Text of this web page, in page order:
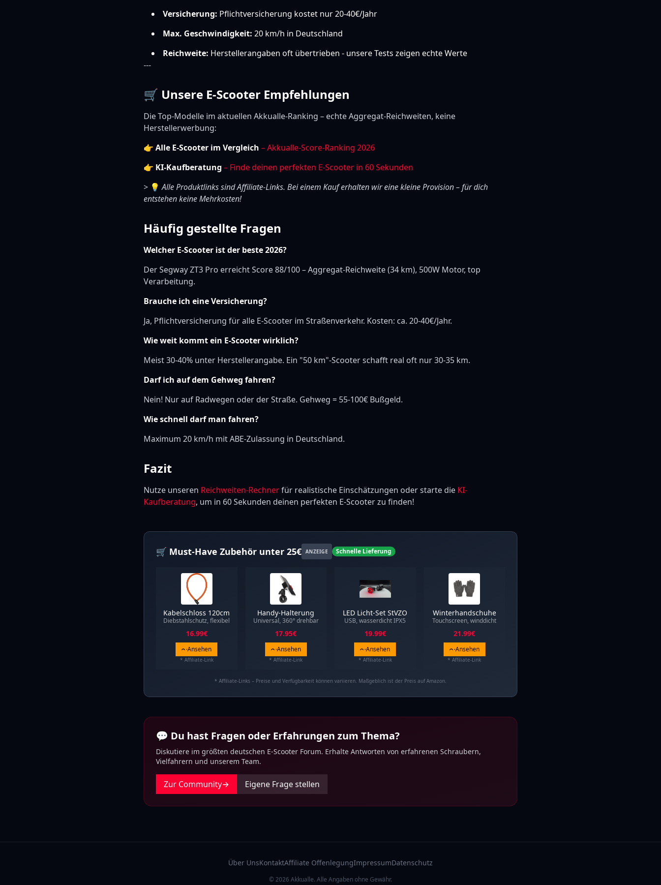
Versicherung: Pflichtversicherung kostet nur 20-40€/Jahr
Max. Geschwindigkeit: 20 km/h in Deutschland
Reichweite: Herstellerangaben oft übertrieben - unsere Tests zeigen echte Werte
---
🛒 Unsere E-Scooter Empfehlungen
Die Top-Modelle im aktuellen Akkualle-Ranking – echte Aggregat-Reichweiten, keine
Herstellerwerbung:
👉 Alle E-Scooter im Vergleich – Akkualle-Score-Ranking 2026
👉 KI-Kaufberatung – Finde deinen perfekten E-Scooter in 60 Sekunden
> 💡Alle Produktlinks sind Affiliate-Links. Bei einem Kauf erhalten wir eine kleine Provision – für dich
entstehen keine Mehrkosten!
Häufig gestellte Fragen
Welcher E-Scooter ist der beste 2026?
Der Segway ZT3 Pro erreicht Score 88/100 – Aggregat-Reichweite (34 km), 500W Motor, top
Verarbeitung.
Brauche ich eine Versicherung?
Ja, Pflichtversicherung für alle E-Scooter im Straßenverkehr. Kosten: ca. 20-40€/Jahr.
Wie weit kommt ein E-Scooter wirklich?
Meist 30-40% unter Herstellerangabe. Ein "50 km"-Scooter schafft real oft nur 30-35 km.
Darf ich auf dem Gehweg fahren?
Nein! Nur auf Radwegen oder der Straße. Gehweg = 55-100€ Bußgeld.
Wie schnell darf man fahren?
Maximum 20 km/h mit ABE-Zulassung in Deutschland.
Fazit
Nutze unseren Reichweiten-Rechnerfür realistische Einschätzungen oder starte die KI-
Kaufberatung, um in 60 Sekunden deinen perfekten E-Scooter zu finden!
🛒 Must-Have Zubehör unter 25€ ANZEIGE Schnelle Lieferung
Kabelschloss 120cm
Diebstahlschutz, flexibel
16.99€
Ansehen
* Affiliate-Link
Handy-Halterung
Universal, 360° drehbar
17.95€
Ansehen
* Affiliate-Link
LED Licht-Set StVZO
USB, wasserdicht IPX5
19.99€
Ansehen
* Affiliate-Link
Winterhandschuhe
Touchscreen, winddicht
21.99€
Ansehen
* Affiliate-Link
* Affiliate-Links – Preise und Verfügbarkeit können variieren. Maßgeblich ist der Preis auf Amazon.
💬 Du hast Fragen oder Erfahrungen zum Thema?
Diskutiere im größten deutschen E-Scooter Forum. Erhalte Antworten von erfahrenen Schraubern,
Vielfahrern und unserem Team.
Zur Community→ Eigene Frage stellen
Über UnsKontaktAffiliate OffenlegungImpressumDatenschutz
© 2026 Akkualle. Alle Angaben ohne Gewähr.